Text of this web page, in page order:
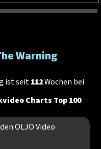
Warning
ist seit112Wochen bei
Charts Top 100
OLJO Video